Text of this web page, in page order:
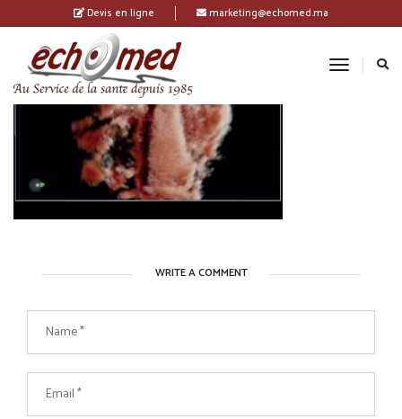
Devis en ligne marketing@echomed.ma
Toggle
WRITE A COMMENT